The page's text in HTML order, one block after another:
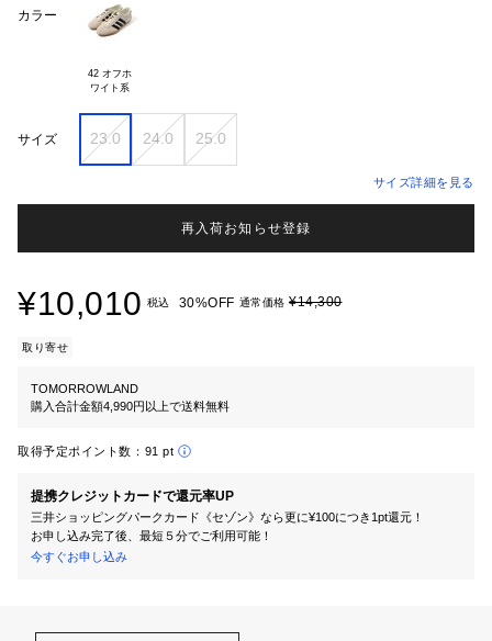
カラー
42 オフホ
サイズ 23.0 24.0 25.0
サイズ詳細を見る
再入荷お知らせ登録
¥10,010 税込 30%OFF 通常価格 ¥14,300
取り寄せ
TOMORROWLAND
購入合計金額4,990円以上で送料無料
取得予定ポイント数： 91 pt
提携クレジットカードで還元率UP
三井ショッピングパークカード《セゾン》なら更に¥100につき1pt還元！
お申し込み完了後、最短５分でご利用可能！
今すぐお申し込み